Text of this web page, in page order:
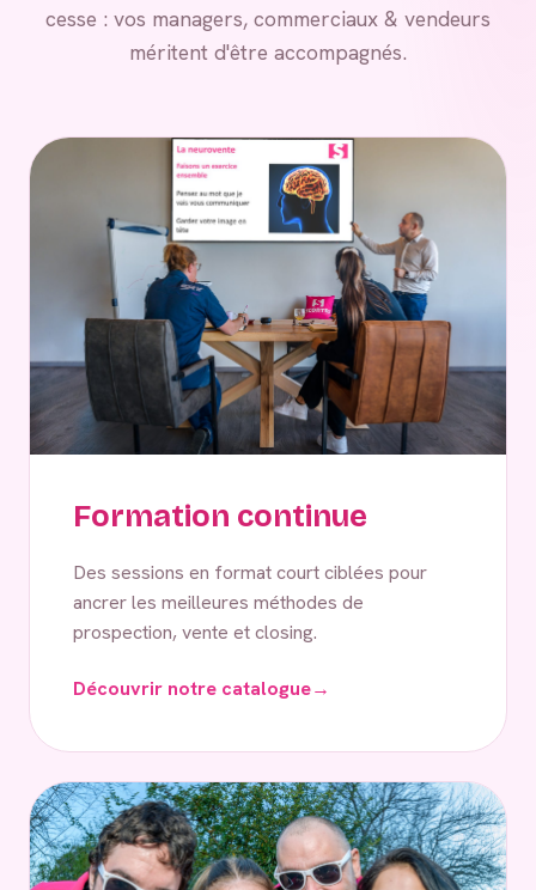
cesse : vos managers, commerciaux & vendeurs
méritent d'être accompagnés.
Formation continue
Des sessions en format court ciblées pour
ancrer les meilleures méthodes de
prospection, vente et closing.
Découvrir notre catalogue→